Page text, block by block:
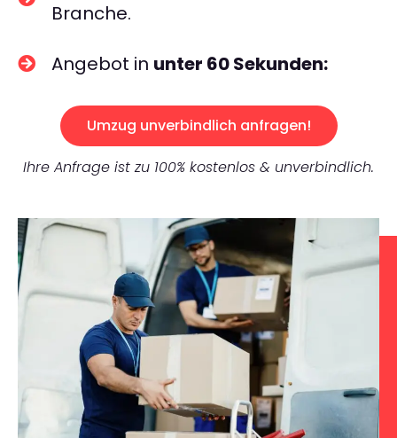
Branche.
Angebot in unter 60 Sekunden:
Umzug unverbindlich anfragen!
Ihre Anfrage ist zu 100% kostenlos & unverbindlich.